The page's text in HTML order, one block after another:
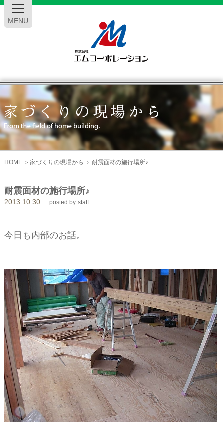
MENU
エ
ム
コ
ー
ポ
レ
ー
ョ
ン
HOME > 家づくりの現場から > 耐震面材の施行場所♪
耐震面材の施行場所♪
2013.10.30 posted by staff
今日も内部のお話。